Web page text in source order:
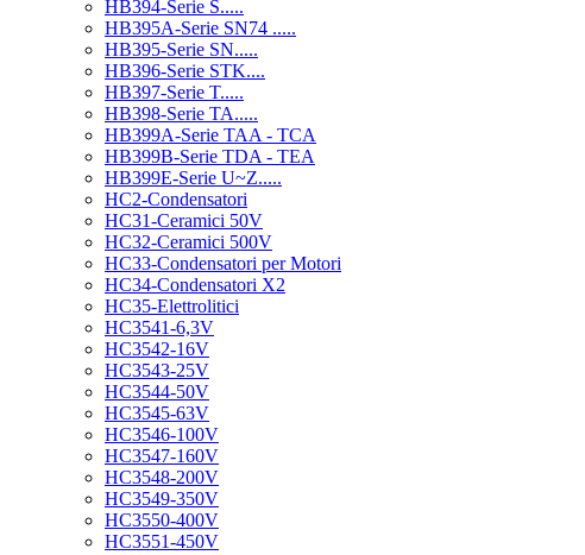
HB394-Serie S.....
HB395A-Serie SN74 .....
HB395-Serie SN.....
HB396-Serie STK....
HB397-Serie T.....
HB398-Serie TA.....
HB399A-Serie TAA - TCA
HB399B-Serie TDA - TEA
HB399E-Serie U~Z.....
HC2-Condensatori
HC31-Ceramici 50V
HC32-Ceramici 500V
HC33-Condensatori per Motori
HC34-Condensatori X2
HC35-Elettrolitici
HC3541-6,3V
HC3542-16V
HC3543-25V
HC3544-50V
HC3545-63V
HC3546-100V
HC3547-160V
HC3548-200V
HC3549-350V
HC3550-400V
HC3551-450V